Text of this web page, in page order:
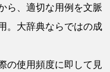
ら、適切な用例を文脈
。大辞典ならではの成
の使用頻度に即して見